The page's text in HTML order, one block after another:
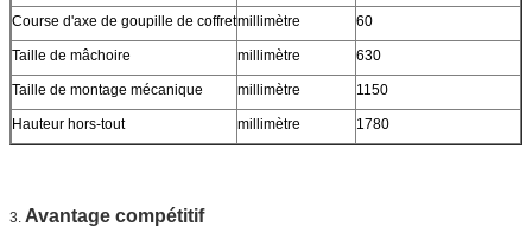
Course d'axe de goupille de coffretmillimètre 60
Taille de mâchoire millimètre 630
Taille de montage mécanique millimètre 1150
Hauteur hors-tout millimètre 1780
3. Avantage compétitif